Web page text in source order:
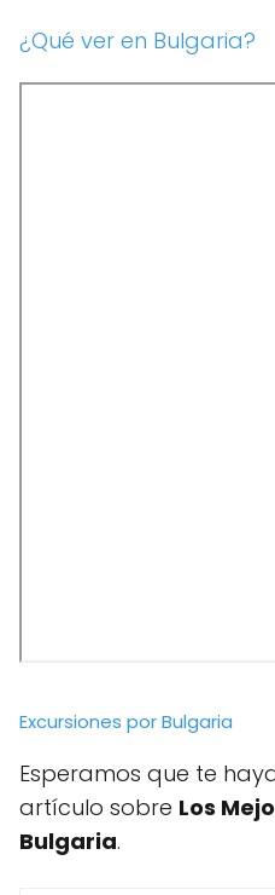
¿Qué ver en Bulgaria?
Excursiones por Bulgaria
Esperamos que te
artículo sobre Los
Bulgaria.